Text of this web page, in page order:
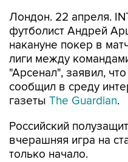
Лондон. 22 апреля.
футболист Андрей
накануне покер в
лиги между
"Арсенал", заявил,
сообщил в среду
газеты The Guardian.
Российский
вчерашняя игра на
только начало.